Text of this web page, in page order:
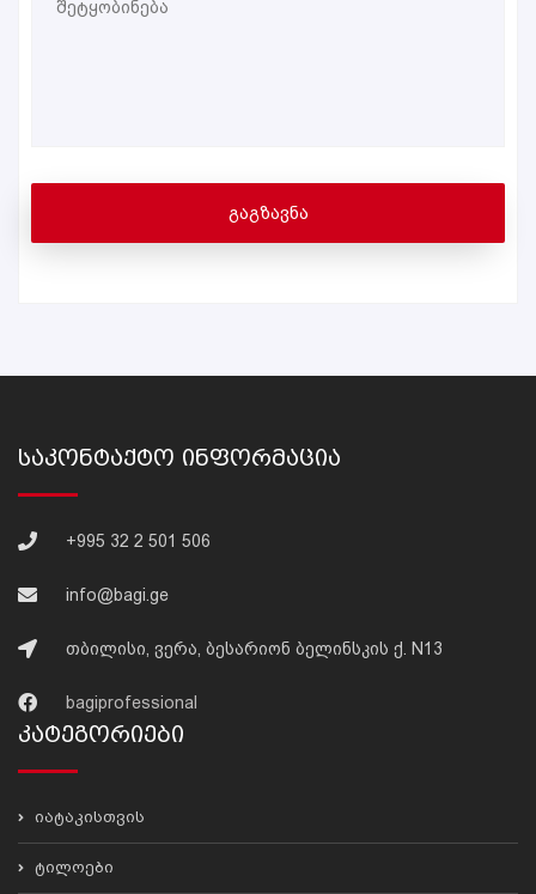
ᲒᲐᲒᲖᲐᲕᲜᲐ
Საკონტაქტო Ინფორმაცია
+995 32 2 501 506
info@bagi.ge
თბილისი, ვერა, ბესარიონ ბელინსკის ქ. N13
bagiprofessional
Კატეგორიები
იატაკისთვის
ტილოები